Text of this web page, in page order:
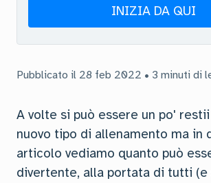
INIZIA DA QUI
Pubblicato il 28 feb 2022 • 3 minuti di
A volte si può essere un po'
nuovo tipo di allenamento ma in
articolo vediamo quanto può
divertente, alla portata di tutti